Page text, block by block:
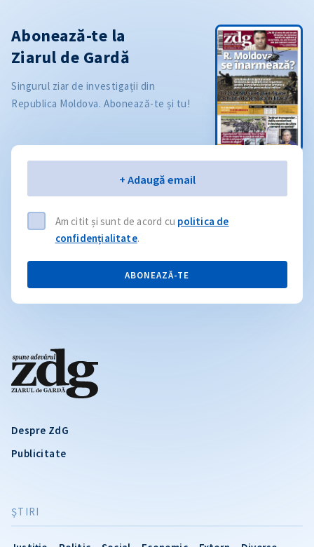
Despre ZdG
Publicitate
ŞTIRI
Abonează-te la
Ziarul de Gardă
Singurul ziar de investigații din
Republica Moldova. Abonează-te și tu!
+ Adaugă email
Am citit și sunt de acord cu politica de
confidențialitate.
ABONEAZĂ-TE